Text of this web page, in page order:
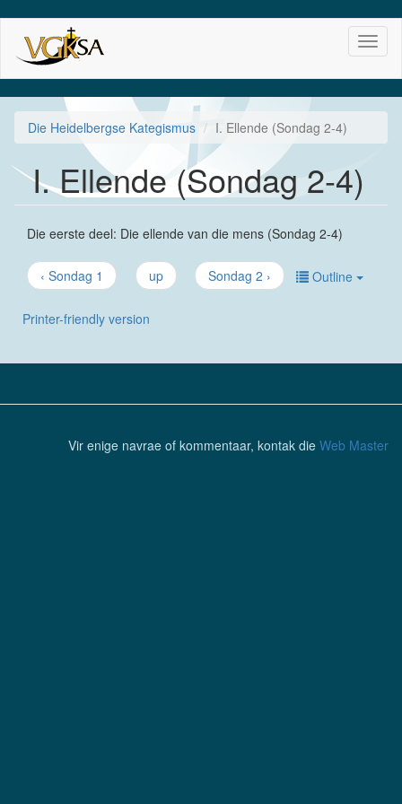
main
content
Die Heidelbergse Kategismus I. Ellende (Sondag 2-4)
I. Ellende (Sondag 2-4)
Die eerste deel: Die ellende van die mens (Sondag 2-4)
Outline
‹ Sondag 1 up Sondag 2 ›
Printer-friendly version
Vir enige navrae of kommentaar, kontak die Web Master